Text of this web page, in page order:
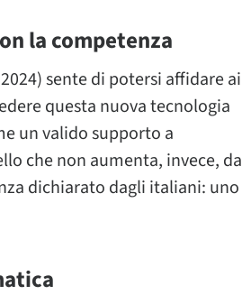
la competenza
sente di potersi affidare ai
questa nuova tecnologia
un valido supporto a
che non aumenta, invece, da
dichiarato dagli italiani: uno